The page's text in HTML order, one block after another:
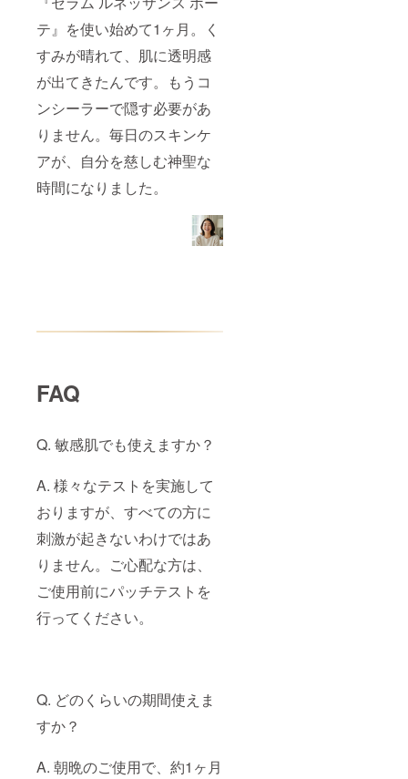
テ』を使い始めて1ヶ月。く
すみが晴れて、肌に透明感
が出てきたんです。もうコ
ンシーラーで隠す必要があ
りません。毎日のスキンケ
アが、自分を慈しむ神聖な
時間になりました。
FAQ
Q. 敏感肌でも使えますか？
A. 様々なテストを実施して
おりますが、すべての方に
刺激が起きないわけではあ
りません。ご心配な方は、
ご使用前にパッチテストを
行ってください。
Q. どのくらいの期間使えま
すか？
A. 朝晩のご使用で、約1ヶ月